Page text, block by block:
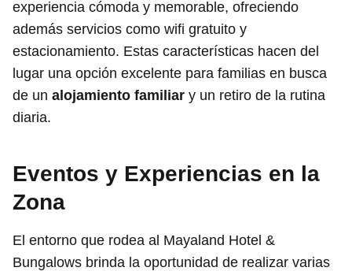
experiencia cómoda y memorable, ofreciendo
además servicios como wifi gratuito y
estacionamiento. Estas características hacen del
lugar una opción excelente para familias en busca
de un alojamiento familiar y un retiro de la rutina
diaria.
Eventos y Experiencias en la
Zona
El entorno que rodea al Mayaland Hotel &
Bungalows brinda la oportunidad de realizar varias